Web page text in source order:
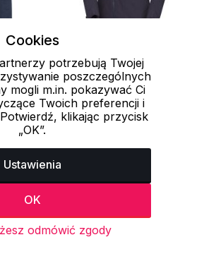
2XL
Męska miejska parka
RICK NORTHFINDER
oglądane produkty
Cookies
potrzebują Twojej
poszczególnych
mogli m.in. pokazywać Ci
Twoich preferencji i
klikając przycisk
„OK”.
Ustawienia
OK
odmówić zgody